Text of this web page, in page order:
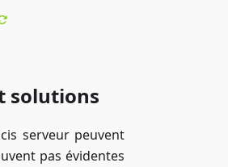
solutions
serveur peuvent
pas évidentes